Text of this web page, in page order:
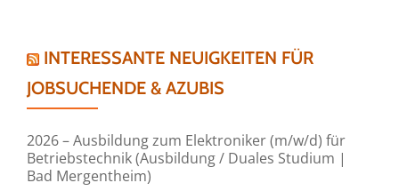
INTERESSANTE NEUIGKEITEN FÜR
JOBSUCHENDE & AZUBIS
2026 – Ausbildung zum Elektroniker (m/w/d) für
Betriebstechnik (Ausbildung / Duales Studium |
Bad Mergentheim)